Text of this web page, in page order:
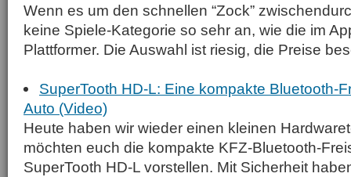
Wenn es um den schnellen “Zock”
keine Spiele-Kategorie so sehr an, wie die im
Plattformer. Die Auswahl ist riesig, die Preise
SuperTooth HD-L: Eine kompakte Bluetooth-
Auto (Video)
Heute haben wir wieder einen kleinen
möchten euch die kompakte KFZ-Bluetooth-
SuperTooth HD-L vorstellen. Mit Sicherheit